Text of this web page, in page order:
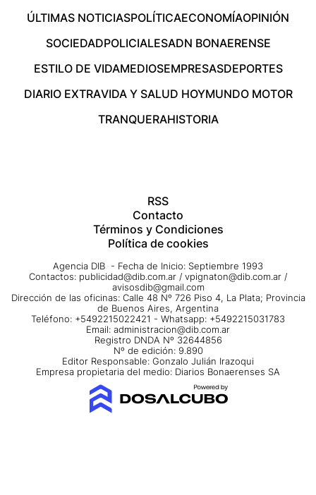
ÚLTIMAS NOTICIASPOLÍTICAECONOMÍAOPINIÓN
SOCIEDADPOLICIALESADN BONAERENSE
ESTILO DE VIDAMEDIOSEMPRESASDEPORTES
DIARIO EXTRAVIDA Y SALUD HOYMUNDO MOTOR
TRANQUERAHISTORIA
RSS
Contacto
Términos y Condiciones
Política de cookies
Agencia DIB - Fecha de Inicio: Septiembre 1993
Contactos: publicidad@dib.com.ar / vpignaton@dib.com.ar /
avisosdib@gmail.com
Dirección de las oficinas: Calle 48 Nº 726 Piso 4, La Plata; Provincia
de Buenos Aires, Argentina
Teléfono: +5492215022421 - Whatsapp: +5492215031783
Email: administracion@dib.com.ar
Registro DNDA Nº 32644856
Nº de edición: 9.890
Editor Responsable: Gonzalo Julián Irazoqui
Empresa propietaria del medio: Diarios Bonaerenses SA